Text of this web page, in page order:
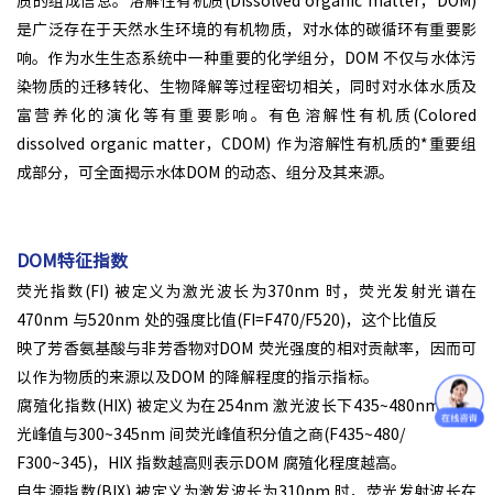
是广泛存在于天然水生环境的有机物质，对水体的碳循环有重要影
响。作为水生生态系统中一种重要的化学组分，DOM 不仅与水体污
染物质的迁移转化、生物降解等过程密切相关，同时对水体水质及
富营养化的演化等有重要影响。有色溶解性有机质(Colored
dissolved organic matter，CDOM) 作为溶解性有机质的*重要组
成部分，可全面揭示水体DOM 的动态、组分及其来源。
DOM特征指数
荧光指数(FI) 被定义为激光波长为370nm 时，荧光发射光谱在
470nm 与520nm 处的强度比值(FI=F470/F520)，这个比值反
映了芳香氨基酸与非芳香物对DOM 荧光强度的相对贡献率，因而可
以作为物质的来源以及DOM 的降解程度的指示指标。
腐殖化指数(HIX) 被定义为在254nm 激光波长下435~480nm 间荧
光峰值与300~345nm 间荧光峰值积分值之商(F435~480/
F300~345)，HIX 指数越高则表示DOM 腐殖化程度越高。
自生源指数(BIX) 被定义为激发波长为310nm 时，荧光发射波长在